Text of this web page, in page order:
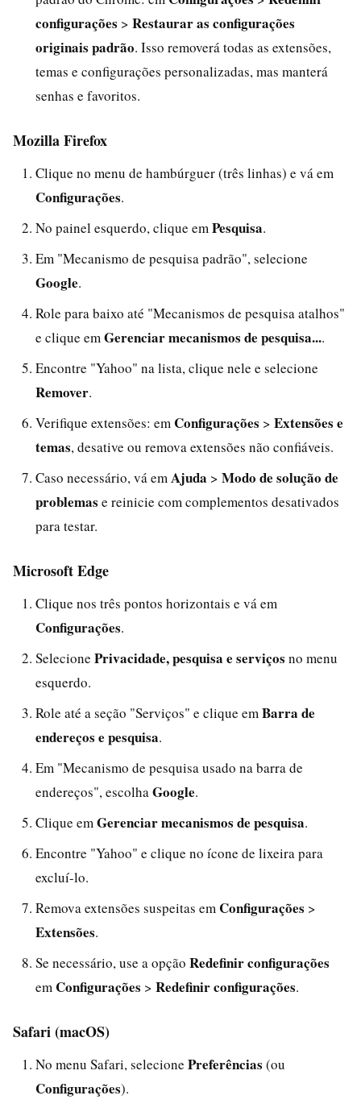
configurações > Restaurar as configurações
originais padrão. Isso removerá todas as extensões,
temas e configurações personalizadas, mas manterá
senhas e favoritos.
Mozilla Firefox
Clique no menu de hambúrguer (três linhas) e vá em
Configurações.
No painel esquerdo, clique em Pesquisa.
Em "Mecanismo de pesquisa padrão", selecione
Google.
Role para baixo até "Mecanismos de pesquisa atalhos"
e clique em Gerenciar mecanismos de pesquisa....
Encontre "Yahoo" na lista, clique nele e selecione
Remover.
Verifique extensões: em Configurações > Extensões e
temas, desative ou remova extensões não confiáveis.
Caso necessário, vá em Ajuda > Modo de solução de
problemas e reinicie com complementos desativados
para testar.
Microsoft Edge
Clique nos três pontos horizontais e vá em
Configurações.
Selecione Privacidade, pesquisa e serviços no menu
esquerdo.
Role até a seção "Serviços" e clique em Barra de
endereços e pesquisa.
Em "Mecanismo de pesquisa usado na barra de
endereços", escolha Google.
Clique em Gerenciar mecanismos de pesquisa.
Encontre "Yahoo" e clique no ícone de lixeira para
excluí-lo.
Remova extensões suspeitas em Configurações >
Extensões.
Se necessário, use a opção Redefinir configurações
em Configurações > Redefinir configurações.
Safari (macOS)
No menu Safari, selecione Preferências (ou
Configurações).